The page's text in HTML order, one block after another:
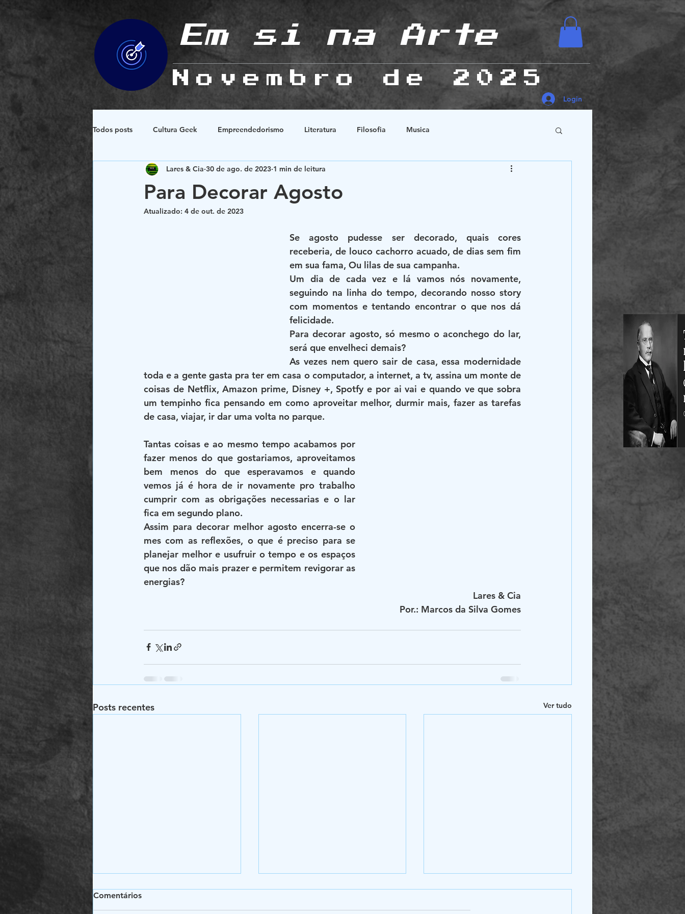
Em si na Arte
Novembro de 2025
Login
Todos posts Cultura Geek Empreendedorismo Literatura Filosofia Musica
Espiritualidade e Esoterismo Natureza História
Design e Simbologias
Para Decorar Agosto
Lares & Cia 30 de ago. de 2023 1 min de leitura
Atualizado: 4 de out. de 2023
Se agosto pudesse ser decorado, quais cores
receberia, de louco cachorro acuado, de dias sem fim
em sua fama, Ou lilas de sua campanha.
Um dia de cada vez e lá vamos nós novamente,
seguindo na linha do tempo, decorando nosso story
com momentos e tentando encontrar o que nos dá
felicidade.
Para decorar agosto, só mesmo o aconchego do lar,
será que envelheci demais?
As vezes nem quero sair de casa, essa modernidade
toda e a gente gasta pra ter em casa o computador, a internet, a tv, assina um monte de
coisas de Netflix, Amazon prime, Disney +, Spotfy e por ai vai e quando ve que sobra
um tempinho fica pensando em como aproveitar melhor, durmir mais, fazer as tarefas
de casa, viajar, ir dar uma volta no parque.
Tantas coisas e ao mesmo tempo acabamos por
fazer menos do que gostariamos, aproveitamos
bem menos do que esperavamos e quando
vemos já é hora de ir novamente pro trabalho
cumprir com as obrigações necessarias e o lar
fica em segundo plano.
Assim para decorar melhor agosto encerra-se o
mes com as reflexões, o que é preciso para se
planejar melhor e usufruir o tempo e os espaços
que nos dão mais prazer e permitem revigorar as
energias?
Lares & Cia
Por.: Marcos da Silva Gomes
Posts recentes Ver tudo
Comentários